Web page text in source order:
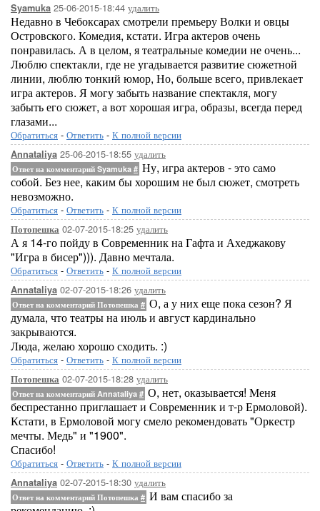
Syamuka 25-06-2015-18:44 удалить
Недавно в Чебоксарах смотрели премьеру Волки и овцы
Островского. Комедия, кстати. Игра актеров очень
понравилась. А в целом, я театральные комедии не очень...
Люблю спектакли, где не угадывается развитие сюжетной
линии, люблю тонкий юмор, Но, больше всего, привлекает
игра актеров. Я могу забыть название спектакля, могу
забыть его сюжет, а вот хорошая игра, образы, всегда перед
глазами...
Обратиться - Ответить - К полной версии
Annataliya 25-06-2015-18:55 удалить
Ответ на комментарий Syamuka # Ну, игра актеров - это само
собой. Без нее, каким бы хорошим не был сюжет, смотреть
невозможно.
Обратиться - Ответить - К полной версии
Потопешка 02-07-2015-18:25 удалить
А я 14-го пойду в Современник на Гафта и Ахеджакову
"Игра в бисер"))). Давно мечтала.
Обратиться - Ответить - К полной версии
Annataliya 02-07-2015-18:26 удалить
Ответ на комментарий Потопешка # О, а у них еще пока сезон? Я
думала, что театры на июль и август кардинально
закрываются.
Люда, желаю хорошо сходить. :)
Обратиться - Ответить - К полной версии
Потопешка 02-07-2015-18:28 удалить
Ответ на комментарий Annataliya # О, нет, оказывается! Меня
беспрестанно приглашает и Современник и т-р Ермоловой).
Кстати, в Ермоловой могу смело рекомендовать "Оркестр
мечты. Медь" и "1900".
Спасибо!
Обратиться - Ответить - К полной версии
Annataliya 02-07-2015-18:30 удалить
Ответ на комментарий Потопешка # И вам спасибо за